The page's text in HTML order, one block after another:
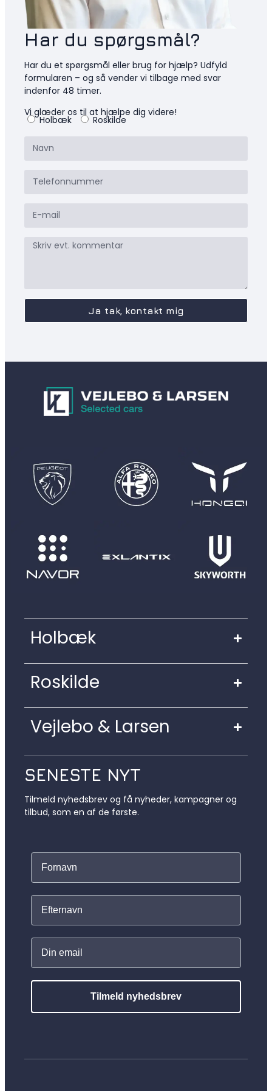
Har du spørgsmål?
Har du et spørgsmål eller brug for hjælp? Udfyld
formularen – og så vender vi tilbage med svar
indenfor 48 timer.
Vi glæder os til at hjælpe dig videre!
Holbæk Roskilde
Ja tak, kontakt mig
Holbæk
Roskilde
Vejlebo & Larsen
SENESTE NYT
Tilmeld nyhedsbrev og få nyheder, kampagner og
tilbud, som en af de første.
Tilmeld nyhedsbrev